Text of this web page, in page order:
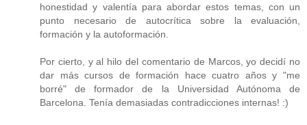
honestidad y valentía para abordar estos temas, con un
punto necesario de autocrítica sobre la evaluación,
formación y la autoformación.
Por cierto, y al hilo del comentario de Marcos, yo decidí no
dar más cursos de formación hace cuatro años y "me
borré" de formador de la Universidad Autónoma de
Barcelona. Tenía demasiadas contradicciones internas! :)